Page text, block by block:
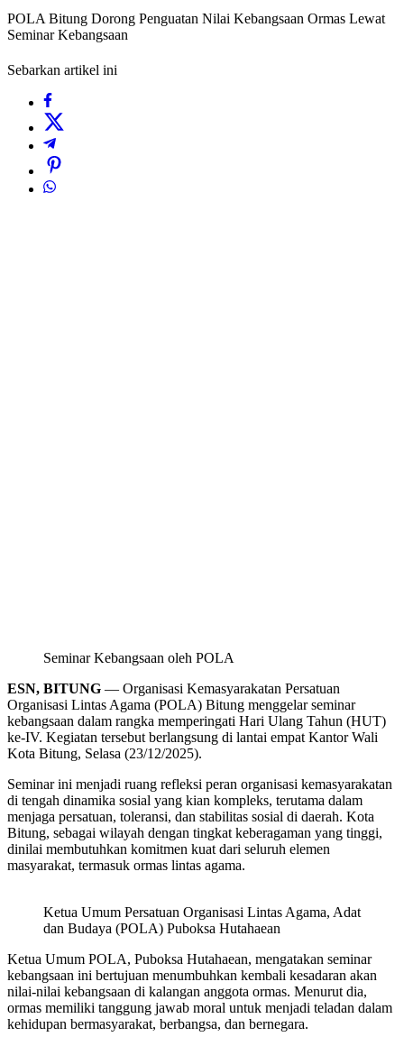
POLA Bitung Dorong Penguatan Nilai Kebangsaan Ormas Lewat
Seminar Kebangsaan
Sebarkan artikel ini
Seminar Kebangsaan oleh POLA
ESN, BITUNG — Organisasi Kemasyarakatan Persatuan
Organisasi Lintas Agama (POLA) Bitung menggelar seminar
kebangsaan dalam rangka memperingati Hari Ulang Tahun (HUT)
ke-IV. Kegiatan tersebut berlangsung di lantai empat Kantor Wali
Kota Bitung, Selasa (23/12/2025).
Seminar ini menjadi ruang refleksi peran organisasi kemasyarakatan
di tengah dinamika sosial yang kian kompleks, terutama dalam
menjaga persatuan, toleransi, dan stabilitas sosial di daerah. Kota
Bitung, sebagai wilayah dengan tingkat keberagaman yang tinggi,
dinilai membutuhkan komitmen kuat dari seluruh elemen
masyarakat, termasuk ormas lintas agama.
Ketua Umum Persatuan Organisasi Lintas Agama, Adat
dan Budaya (POLA) Puboksa Hutahaean
Ketua Umum POLA, Puboksa Hutahaean, mengatakan seminar
kebangsaan ini bertujuan menumbuhkan kembali kesadaran akan
nilai-nilai kebangsaan di kalangan anggota ormas. Menurut dia,
ormas memiliki tanggung jawab moral untuk menjadi teladan dalam
kehidupan bermasyarakat, berbangsa, dan bernegara.